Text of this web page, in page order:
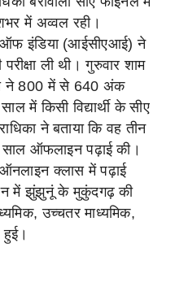
में अव्वल रही।
ऑफ इंडिया (आईसीएआई) ने
ली थी। गुरुवार शाम
ने 800 में से 640 अंक
में किसी विद्यार्थी के सीए
ने बताया कि वह तीन
ऑफलाइन पढ़ाई की।
क्लास में पढ़ाई
में झुंझुनूं के मुकुंदगढ़ की
उच्चतर माध्यमिक,